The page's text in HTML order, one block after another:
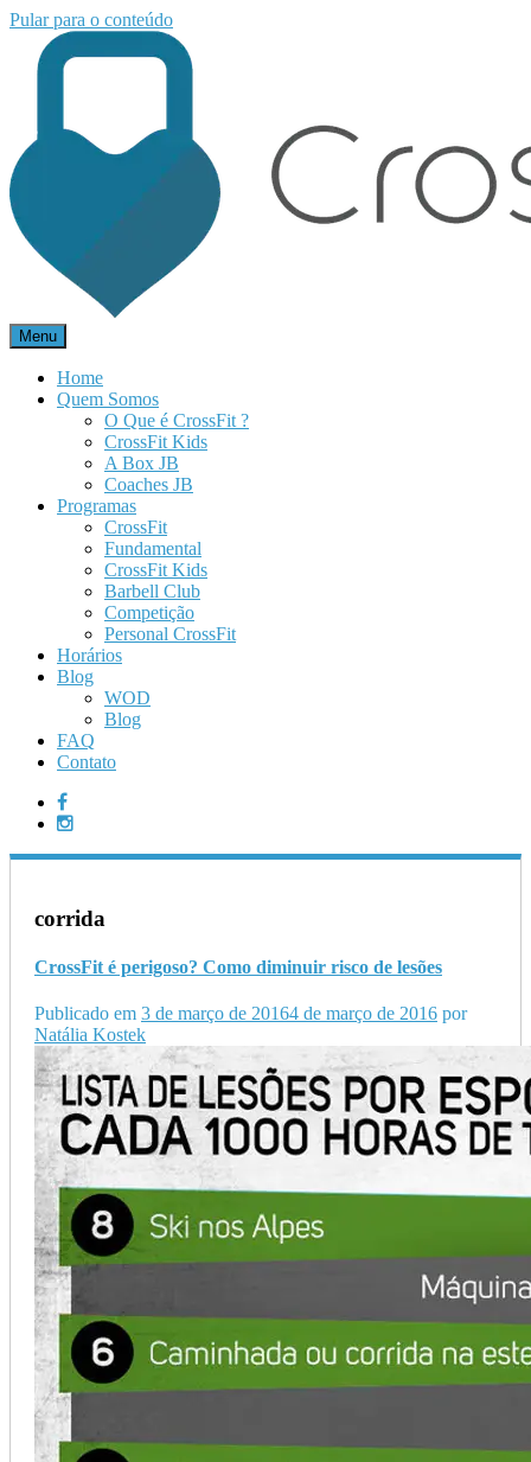
Pular para o conteúdo
Menu
Home
Quem Somos
O Que é CrossFit ?
CrossFit Kids
A Box JB
Coaches JB
Programas
CrossFit
Fundamental
CrossFit Kids
Barbell Club
Competição
Personal CrossFit
Horários
Blog
WOD
Blog
FAQ
Contato
corrida
CrossFit é perigoso? Como diminuir risco de lesões
Publicado em 3 de março de 20164 de março de 2016 por
Natália Kostek